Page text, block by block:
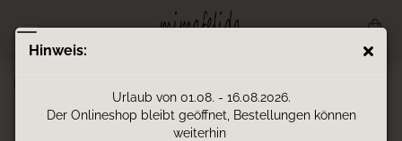
Hinweis:
Urlaub von 01.08. - 16.08.2026.
Der Onlineshop bleibt geöffnet, Bestellungen können
weiterhin